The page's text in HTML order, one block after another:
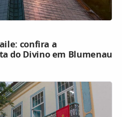
confira a
do Divino em Blumenau